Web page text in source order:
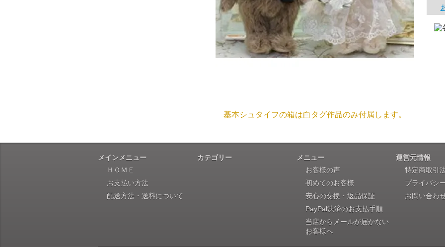
注文のキャンセルは可能ですか？
お取り寄せ商品となっておりますため、仕入先へ発注後のキ
使用しております。お買い物・お問い合わせで送信される全
保護されますので、ご安心してお買い物をお楽しみください。
商品画像は撮影用で撮られたものですので違う商品が届きま
大阪府 Y・W 様 （男
「取り扱っているNetショップで一番信用
「ベアちゃんの紹介分が丁寧に書かれていたこ
埼玉県 K・I 様 （女
「購入してから商品到着までメールを何度か頂き、
基本シュタイフの箱は白タグ作品のみ付属します。
メインメニュー
ＨＯＭＥ
お支払い方法
配送方法・送料について
カテゴリー
メニュー
お客様の声
初めてのお客様
安心の交換・返品保証
PayPal決済のお支払手順
当店からメールが届かない
お客様へ
運営元情報
特定商取引
プライバシ
お問い合わ